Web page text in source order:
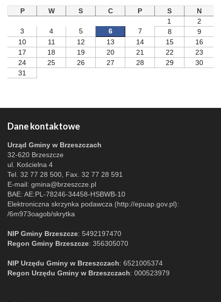
P
W S C P S
N
1
2
3
4 5 6 7 8
9
10
11 12 13 14 15
16
17
18 19 20 21 22
23
24
25 26 27 28 29
30
31
Dane kontaktowe
Urząd Gminy w Brzeszczach
32-620 Brzeszcze
ul. Kościelna 4
Tel. 32 77 28 500, Fax. 32 77 28 591
E-mail: gmina@brzeszcze.pl
BAE: AE:PL-78246-34458-HSBWB-10
Elektroniczna skrzynka podawcza (http://epuap.gov.pl):
/6m973oagob/skrytka
NIP Gminy Brzeszcze: 5492197470
Regon Gminy Brzeszcze: 356305070
NIP Urzędu Gminy w Brzeszczach: 6521005374
Regon Urzędu Gminy w Brzeszczach: 000523979